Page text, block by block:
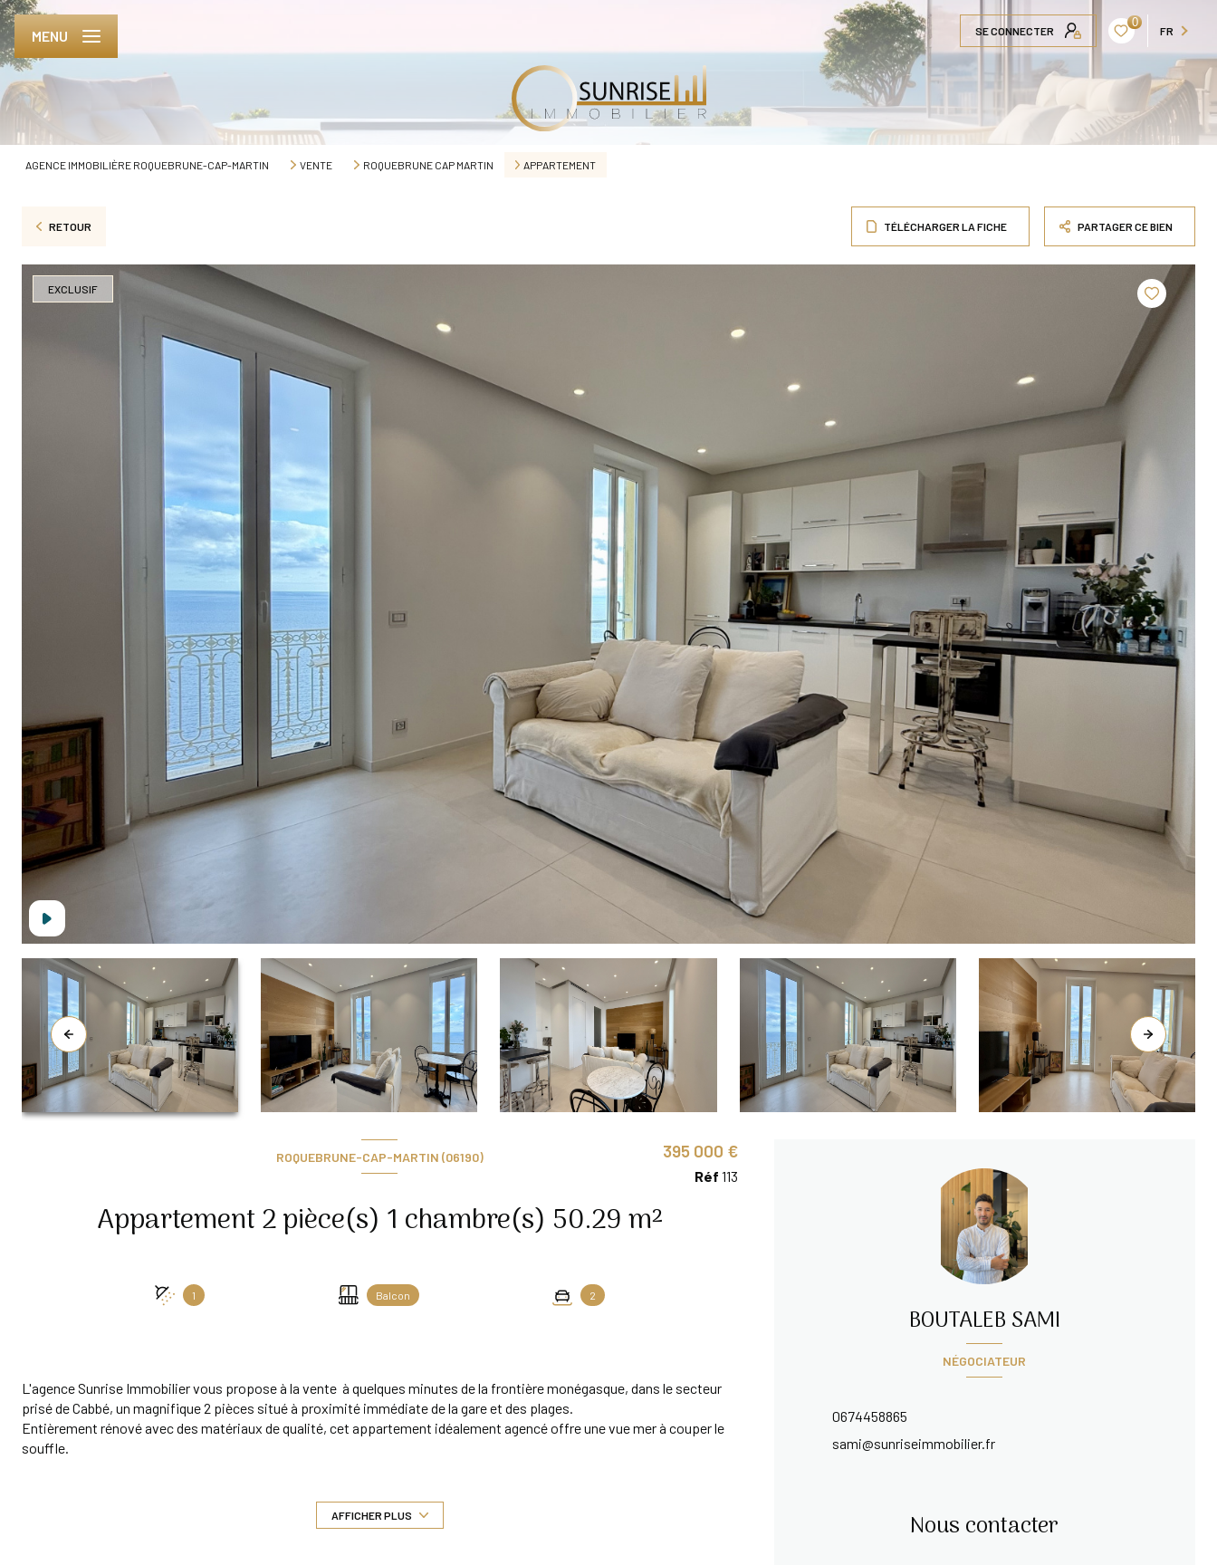
SE CONNECTER
0
FR
MENU
AGENCE IMMOBILIÈRE ROQUEBRUNE-CAP-MARTIN VENTE ROQUEBRUNE CAP MARTIN APPARTEMENT
RETOUR TÉLÉCHARGER LA FICHE PARTAGER CE BIEN
EXCLUSIF
ROQUEBRUNE-CAP-MARTIN (06190)
Appartement 2 pièce(s) 1 chambre(s) 50.29 m²
1 Balcon 2
395 000 €
Réf 113
L'agence Sunrise Immobilier vous propose à la vente à quelques minutes de la frontière monégasque, dans le secteur
prisé de Cabbé, un magnifique 2 pièces situé à proximité immédiate de la gare et des plages.
Entièrement rénové avec des matériaux de qualité, cet appartement idéalement agencé offre une vue mer à couper le
souffle.
AFFICHER PLUS
NÉGOCIATEUR
BOUTALEB SAMI
0674458865
sami@sunriseimmobilier.fr
Nous contacter